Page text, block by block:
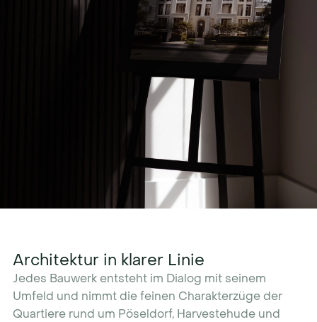
Architektur in klarer Linie
Jedes Bauwerk entsteht im Dialog mit seinem
Umfeld und nimmt die feinen Charakterzüge der
Quartiere rund um Pöseldorf, Harvestehude und